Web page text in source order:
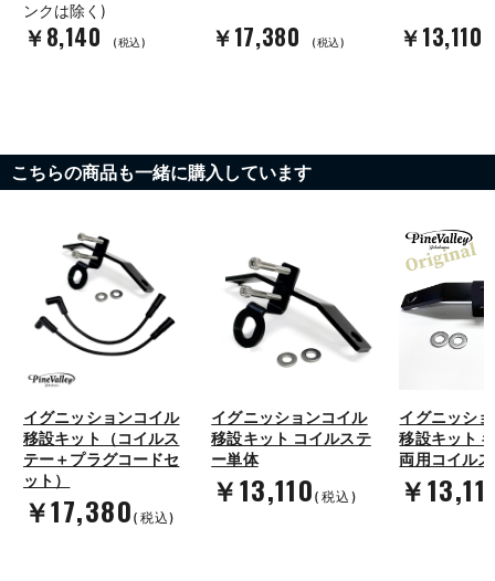
ンクは除く)
￥8,140 (税込) ￥17,380 (税込) ￥13,110
こちらの商品も一緒に購入しています
イグニッションコイル
移設キット（コイルス
テー＋プラグコードセ
ット）
￥17,380 (税込)
イグニッションコイル
移設キット コイルステ
ー単体
￥13,110 (税込)
イグニッシ
移設キット
両用コイル
￥